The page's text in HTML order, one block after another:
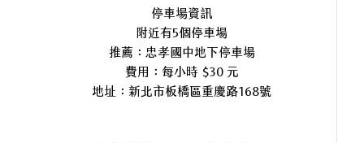
停車場資訊
附近有5個停車場
推薦：忠孝國中地下停車場
費用：每小時 $30 元
地址： 新北市板橋區重慶路168號